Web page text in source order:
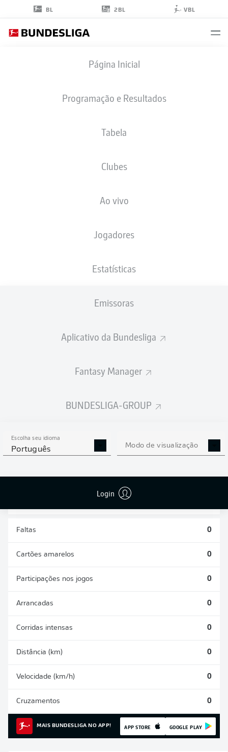
BL 2BL VBL
Página Inicial
Programação e Resultados
Tabela
Clubes
Ao vivo
Jogadores
Estatísticas
Emissoras
Aplicativo da Bundesliga
Fantasy Manager
BUNDESLIGA-GROUP
Escolha seu idioma
Português Modo de visualização
Login
BORUSSIA MÖNCHENGLADBACH
ESTATÍSTICAS DA
TEMPORADA 2026/2027
Faltas 0
Cartões amarelos 0
Participações nos jogos 0
Arrancadas 0
Corridas intensas 0
Distância (km) 0
Velocidade (km/h) 0
Cruzamentos 0
MAIS BUNDESLIGA NO APP! APP STORE GOOGLE PLAY